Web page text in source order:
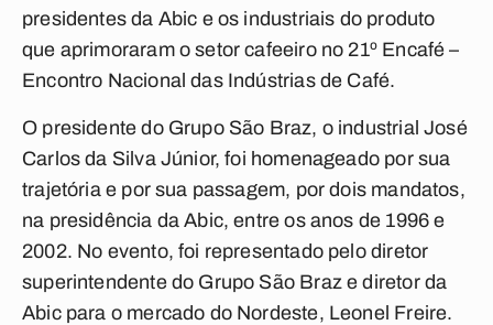
presidentes da Abic e os industriais do produto
que aprimoraram o setor cafeeiro no 21º Encafé –
Encontro Nacional das Indústrias de Café.
O presidente do Grupo São Braz, o industrial José
Carlos da Silva Júnior, foi homenageado por sua
trajetória e por sua passagem, por dois mandatos,
na presidência da Abic, entre os anos de 1996 e
2002. No evento, foi representado pelo diretor
superintendente do Grupo São Braz e diretor da
Abic para o mercado do Nordeste, Leonel Freire.